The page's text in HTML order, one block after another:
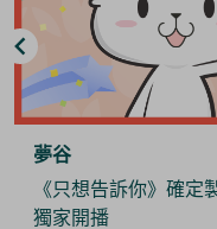
夢谷
《只想告訴你》確定
獨家開播